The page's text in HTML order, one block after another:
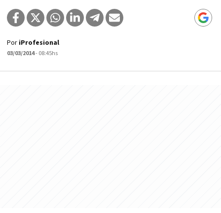
Por iProfesional
03/03/2014- 08:45hs